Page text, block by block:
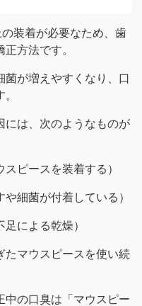
装着が必要なため、歯
方法です。
菌が増えやすくなり、口
には、次のようなものが
スピースを装着する）
や細菌が付着している）
による乾燥）
たマウスピースを使い続
中の口臭は「マウスピー